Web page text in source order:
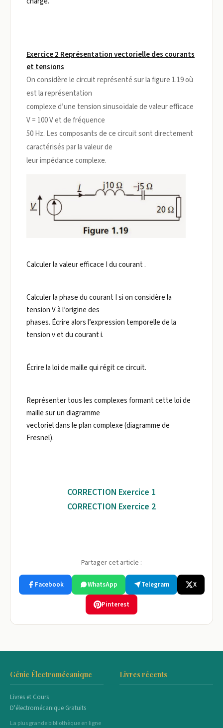
Exercice 2 Représentation vectorielle des courants
et tensions
On considère le circuit représenté sur la figure 1.19 où
est la représentation
complexe d’une tension sinusoïdale de valeur efficace
V = 100 V et de fréquence
50 Hz. Les composants de ce circuit sont directement
caractérisés par la valeur de
leur impédance complexe.
Calculer la valeur efficace I du courant .
Calculer la phase du courant I si on considère la
tension V à l’origine des
phases. Écrire alors l’expression temporelle de la
tension v et du courant i.
Écrire la loi de maille qui régit ce circuit.
Représenter tous les complexes formant cette loi de
maille sur un diagramme
vectoriel dans le plan complexe (diagramme de
Fresnel).
CORRECTION Exercice 1
CORRECTION Exercice 2
Partager cet article :
Facebook WhatsApp Telegram X
Pinterest
Génie Électromécanique
Livres et Cours
D'électromécanique Gratuits
La plus grande bibliothèque en ligne
Livres récents